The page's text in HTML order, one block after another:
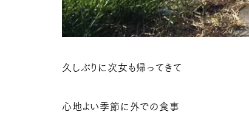
久しぶりに次女も帰ってきて
心地よい季節に外での食事